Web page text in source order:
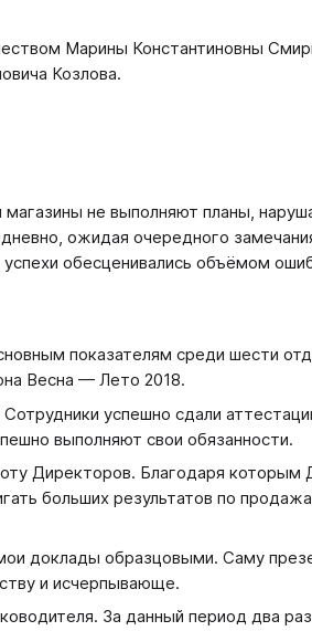
Марины Константиновны
Козлова.
не выполняют планы,
ожидая очередного
обесценивались объёмом
показателям среди шести
Весна — Лето 2018.
успешно сдали
выполняют свои обязанности.
Директоров. Благодаря которым
больших результатов по
доклады образцовыми. Саму
и исчерпывающе.
За данный период два